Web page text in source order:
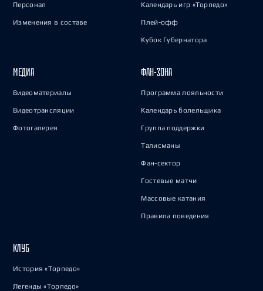
Персонал
Изменения в составе
Календарь игр «Торпедо»
Плей-офф
Кубок Губернатора
МЕДИА
Видеоматериалы
Видеотрансляции
Фотогалерея
ФАН-ЗОНА
Программа лояльности
Календарь болельщика
Группа поддержки
Талисманы
Фан-сектор
Гостевые матчи
Массовые катания
Правила поведения
КЛУБ
История «Торпедо»
Легенды «Торпедо»